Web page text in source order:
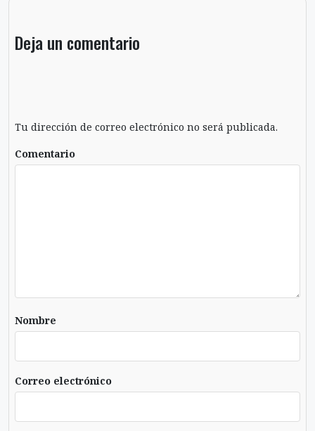
Deja un comentario
Tu dirección de correo electrónico no será publicada.
Comentario
Nombre
Correo electrónico